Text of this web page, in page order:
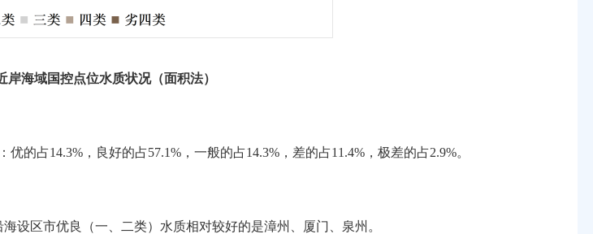
岸海域国控点位水质状况（面积法）
的占14.3%，良好的占57.1%，一般的占14.3%，差的占11.4%，极差的占2.9%。
设区市优良（一、二类）水质相对较好的是漳州、厦门、泉州。